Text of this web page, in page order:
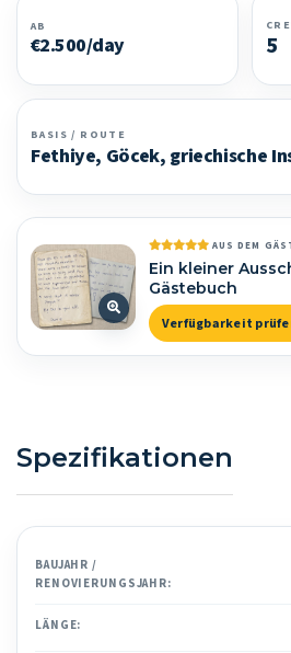
AB
€2.500/day 5
BASIS / ROUTE
Fethiye, Göcek, griechische
AUS DEM
Ein kleiner
Gästebuch
Verfügbarkeit
Spezifikationen
BAUJAHR /
RENOVIERUNGSJAHR:
LÄNGE: